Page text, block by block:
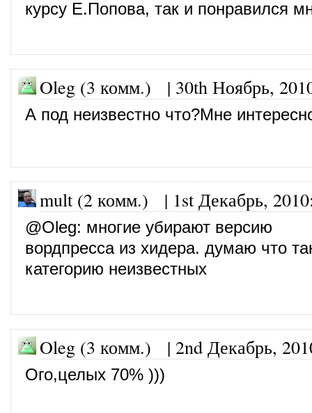
курсу Е.Попова, так и понравился
Oleg (3 комм.) | 30th Ноябрь,
А под неизвестно что?Мне
mult (2 комм.) | 1st Декабрь, 2010
@Oleg: многие убирают версию
вордпресса из хидера. думаю что
категорию неизвестных
Oleg (3 комм.) | 2nd Декабрь,
Ого,целых 70% )))